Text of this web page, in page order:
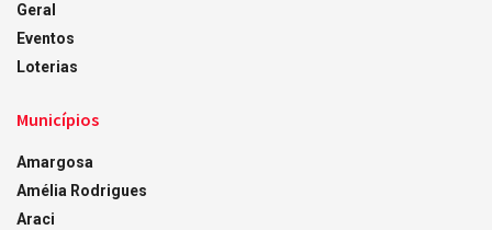
Geral
Eventos
Loterias
Municípios
Amargosa
Amélia Rodrigues
Araci